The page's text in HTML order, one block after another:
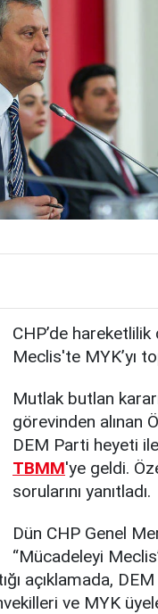
CHP’de
Meclis'te MYK’yı
Mutlak butlan
görevinden alınan
DEM Parti heyeti
TBMM'ye geldi.
sorularını yanıtladı.
Dün CHP Genel
“Mücadeleyi
açıklamada,
ve MYK